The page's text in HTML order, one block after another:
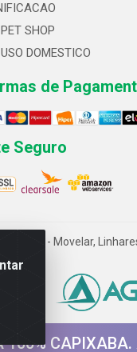
PET SHOP
USO DOMESTICO
de
Seguro
699 - Movelar,
100%